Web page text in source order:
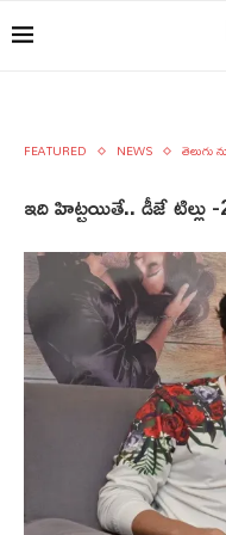
FEATURED NEWS తెలుగు
ఇది హిట్టయితే.. డీజే టిల్లు